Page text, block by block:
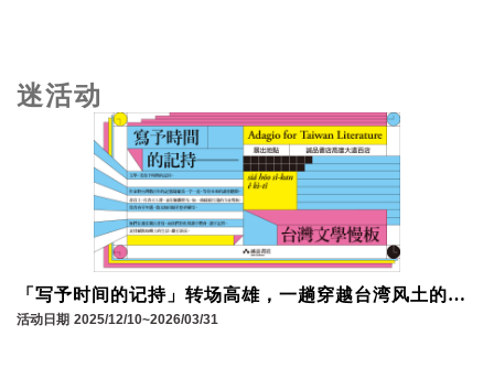
迷活动
「写予时间的记持」转场高雄，一趟穿越台湾风土的文
学慢板！
活动日期 2025/12/10~2026/03/31